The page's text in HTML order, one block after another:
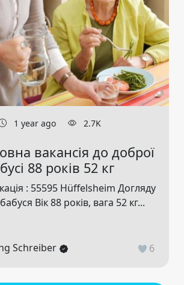
1 year ago 2.7K
вакансія до доброї
88 років 52 кг
: 55595 Hüffelsheim Догляду
Вік 88 років, вага 52 кг...
Schreiber 6